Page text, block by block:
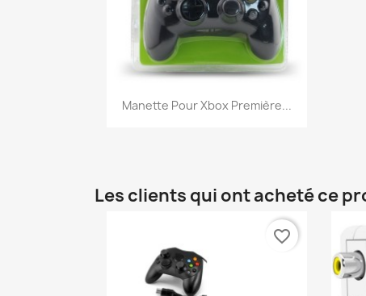
 Aperçu rapide
Manette Pour Xbox Première...
Les clients qui ont acheté ce
favorite_border